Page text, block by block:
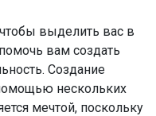
выделить вас в
вам создать
Создание
нескольких
мечтой, поскольку